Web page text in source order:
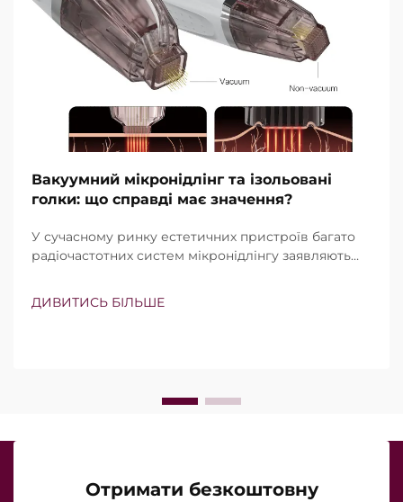
Вакуумний мікронідлінг та ізольовані
голки: що справді має значення?
У сучасному ринку естетичних пристроїв багато
радіочастотних систем мікронідлінгу заявляють
в тому, чи існують ці функції, а в тому, наскільки
ДИВИТИСЬ БІЛЬШЕ
Отримати безкоштовну